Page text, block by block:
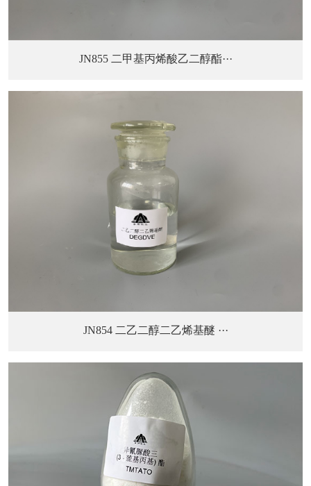
JN855 二甲基丙烯酸乙二醇酯···
JN854 二乙二醇二乙烯基醚 ···